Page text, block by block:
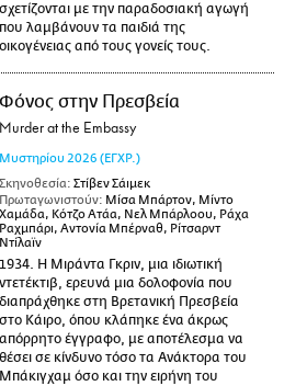
σχετίζονται με την παραδοσιακή αγωγή
που λαμβάνουν τα παιδιά της
οικογένειας από τους γονείς τους.
Φόνος στην Πρεσβεία
Murder at the Embassy
Μυστηρίου 2026 (ΕΓΧΡ.)
Σκηνοθεσία: Στίβεν Σάιμεκ
Πρωταγωνιστούν: Μίσα Μπάρτον, Μίντο
Χαμάδα, Κότζο Ατάα, Νελ Μπάρλοου, Ράχα
Ραχμπάρι, Αντονία Μπέρναθ, Ρίτσαρντ
Ντίλαϊν
1934. Η Μιράντα Γκριν, μια ιδιωτική
ντετέκτιβ, ερευνά μια δολοφονία που
διαπράχθηκε στη Βρετανική Πρεσβεία
στο Κάιρο, όπου κλάπηκε ένα άκρως
απόρρητο έγγραφο, με αποτέλεσμα να
θέσει σε κίνδυνο τόσο τα Ανάκτορα του
Μπάκιγχαμ όσο και την ειρήνη του